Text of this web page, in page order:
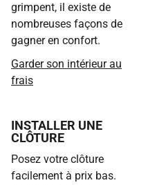
grimpent, il existe de
nombreuses façons de
gagner en confort.
Garder son intérieur au
frais
INSTALLER UNE
CLÔTURE
Posez votre clôture
facilement à prix bas.